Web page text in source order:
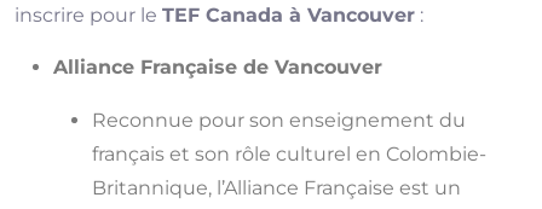
inscrire pour le TEF Canada à Vancouver :
Alliance Française de Vancouver
Reconnue pour son enseignement du
français et son rôle culturel en Colombie-
Britannique, l’Alliance Française est un